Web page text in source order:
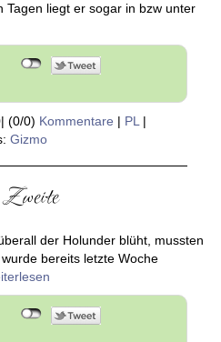
Tagen liegt er sogar in bzw unter
| (0/0) Kommentare | PL|
Gizmo
Zweite
der Holunder blüht, mussten
bereits letzte Woche